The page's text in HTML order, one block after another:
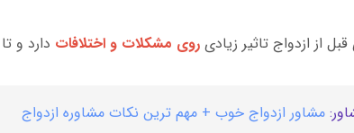
از ازدواج تاثیر زیادی روی مشکلات و اختلافات دارد و
مشاور ازدواج خوب + مهم ترین نکات مشاوره ازدواج